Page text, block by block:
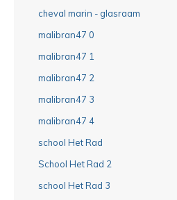
cheval marin - glasraam
malibran47 0
malibran47 1
malibran47 2
malibran47 3
malibran47 4
school Het Rad
School Het Rad 2
school Het Rad 3